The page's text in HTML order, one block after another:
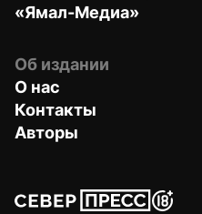
«Ямал-Медиа»
Об издании
О нас
Контакты
Авторы